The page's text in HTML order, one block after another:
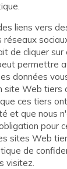
liens vers
réseaux
de cliquer sur
permettre
données
site Web tiers
ces tiers
et que nous
pour
sites Web
de
visitez.